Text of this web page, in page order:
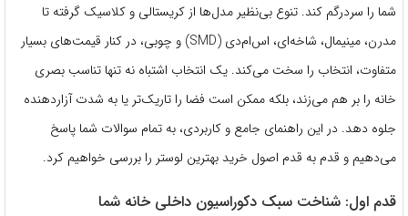
شما را سردرگم کند. تنوع بی‌نظیر مدل‌ها از کریستالی و کلاسیک گرفته تا
مدرن، مینیمال، شاخه‌ای، اس‌ام‌دی (SMD) و چوبی، در کنار قیمت‌های بسیار
متفاوت، انتخاب را سخت می‌کند. یک انتخاب اشتباه نه تنها تناسب بصری
خانه را بر هم می‌زند، بلکه ممکن است فضا را تاریک‌تر یا به شدت آزاردهنده
جلوه دهد. در این راهنمای جامع و کاربردی، به تمام سوالات شما پاسخ
می‌دهیم و قدم به قدم اصول خرید بهترین لوستر را بررسی خواهیم کرد.
قدم اول: شناخت سبک دکوراسیون داخلی خانه شما